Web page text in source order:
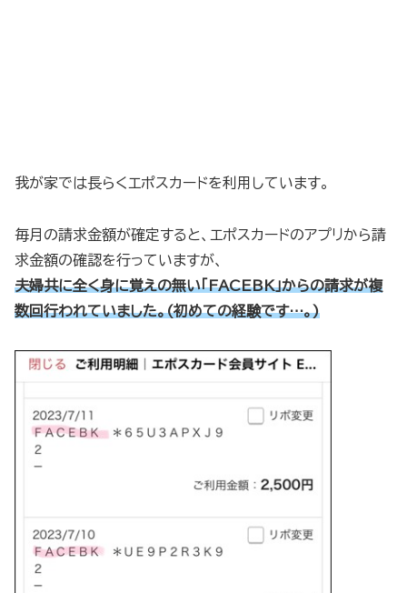
我が家では長らくエポスカードを利用しています。
毎月の請求金額が確定すると、エポスカードのアプリから請
求金額の確認を行っていますが、
夫婦共に全く身に覚えの無い「FACEBK」からの請求が複
数回行われていました。(初めての経験です…。)